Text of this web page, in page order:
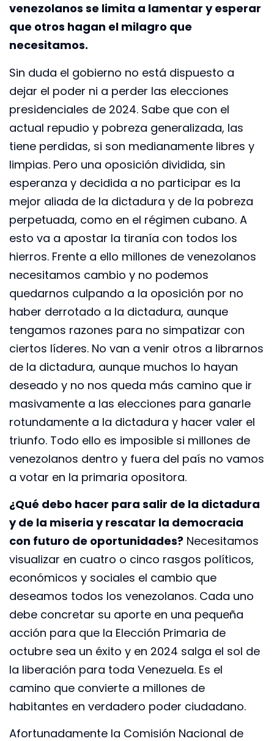
venezolanos se limita a lamentar y esperar
que otros hagan el milagro que
necesitamos.
Sin duda el gobierno no está dispuesto a
dejar el poder ni a perder las elecciones
presidenciales de 2024. Sabe que con el
actual repudio y pobreza generalizada, las
tiene perdidas, si son medianamente libres y
limpias. Pero una oposición dividida, sin
esperanza y decidida a no participar es la
mejor aliada de la dictadura y de la pobreza
perpetuada, como en el régimen cubano. A
esto va a apostar la tiranía con todos los
hierros. Frente a ello millones de venezolanos
necesitamos cambio y no podemos
quedarnos culpando a la oposición por no
haber derrotado a la dictadura, aunque
tengamos razones para no simpatizar con
ciertos líderes. No van a venir otros a librarnos
de la dictadura, aunque muchos lo hayan
deseado y no nos queda más camino que ir
masivamente a las elecciones para ganarle
rotundamente a la dictadura y hacer valer el
triunfo. Todo ello es imposible si millones de
venezolanos dentro y fuera del país no vamos
a votar en la primaria opositora.
¿Qué debo hacer para salir de la dictadura
y de la miseria y rescatar la democracia
con futuro de oportunidades? Necesitamos
visualizar en cuatro o cinco rasgos políticos,
económicos y sociales el cambio que
deseamos todos los venezolanos. Cada uno
debe concretar su aporte en una pequeña
acción para que la Elección Primaria de
octubre sea un éxito y en 2024 salga el sol de
la liberación para toda Venezuela. Es el
camino que convierte a millones de
habitantes en verdadero poder ciudadano.
Afortunadamente la Comisión Nacional de